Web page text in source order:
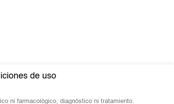
de uso
ni farmacológico, diagnóstico ni tratamiento.